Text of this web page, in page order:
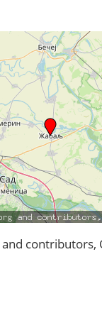
contributors,